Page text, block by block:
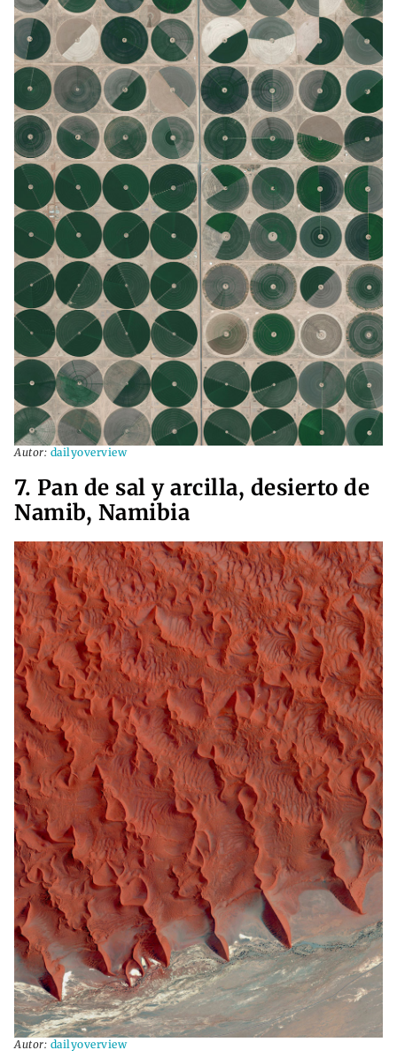
Autor: dailyoverview
7. Pan de sal y arcilla, desierto de
Namib, Namibia
Autor: dailyoverview